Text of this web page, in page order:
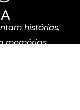
histórias,
memórias